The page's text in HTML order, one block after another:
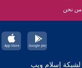
من نحن